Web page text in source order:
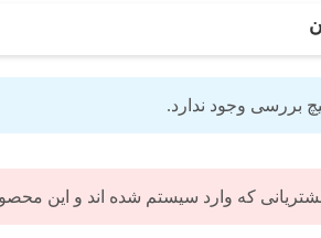
بررسی وجود ندارد.
که وارد سیستم شده اند و این